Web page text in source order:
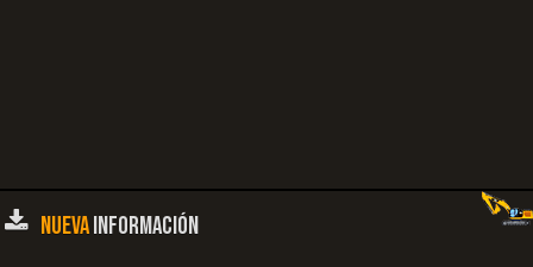
NUEVAINFORMACIÓN